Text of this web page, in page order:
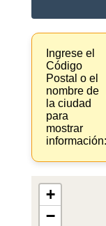
Ingrese el
Código
Postal o el
nombre de
la ciudad
para
mostrar
información:
+
−